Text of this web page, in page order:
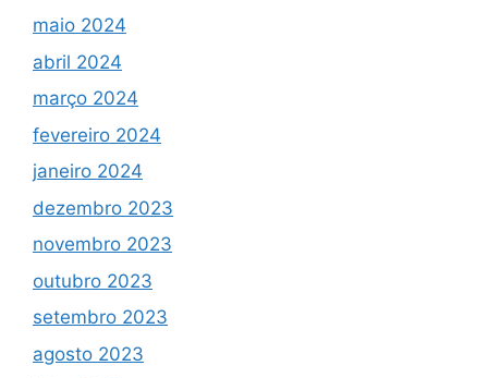
maio 2024
abril 2024
março 2024
fevereiro 2024
janeiro 2024
dezembro 2023
novembro 2023
outubro 2023
setembro 2023
agosto 2023